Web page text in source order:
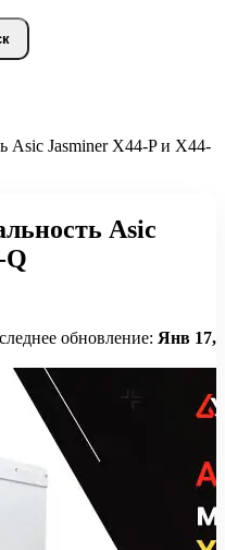
Asic Jasminer X44-P и X44-
Asic
Q
обновление: Янв 17,